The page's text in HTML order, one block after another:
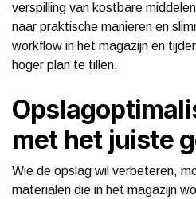
verspilling van kostbare
naar praktische manieren en
workflow in het magazijn en
hoger plan te tillen.
met het juiste
Wie de opslag wil verbeteren,
materialen die in het magazijn